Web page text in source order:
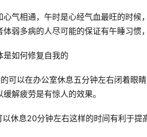
心气相通，午时是心经气血最旺的时
弱多病的人尽可能的保证有午睡习惯
是如何修复自我的
可以在办公室休息五分钟左右闭着眼
解疲劳是有惊人的效果。
休息20分钟左右这样的时间有利于提